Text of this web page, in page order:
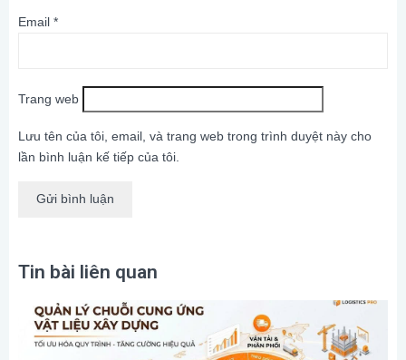
Email *
Trang web
Lưu tên của tôi, email, và trang web trong trình duyệt này cho
lần bình luận kế tiếp của tôi.
Tin bài liên quan